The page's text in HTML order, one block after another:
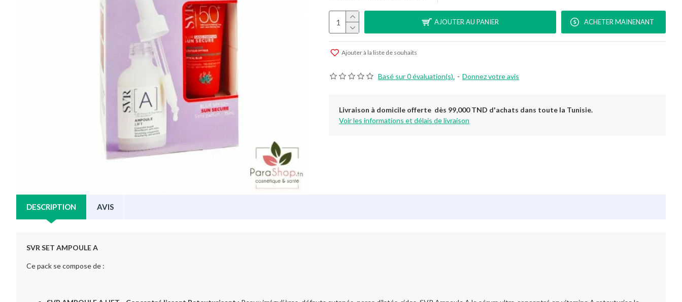
Basé sur 0 évaluation(s). - Donnez votre avis
AJOUTER AU PANIER ACHETER MAINENANT
Ajouter à la liste de souhaits
Livraison à domicile offerte dès 99,000 TND d'achats dans toute la Tunisie.
Voir les informations et délais de livraison
DESCRIPTION AVIS
SVR SET AMPOULE A
Ce pack se compose de :